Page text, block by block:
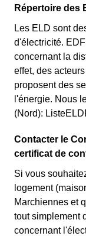
Répertoire des
Les ELD sont
d'électricité.
concernant la
effet, des
proposent des
l'énergie. Nous
(Nord):
Contacter le
certificat de
Si vous
logement
Marchiennes et
tout simplement
concernant